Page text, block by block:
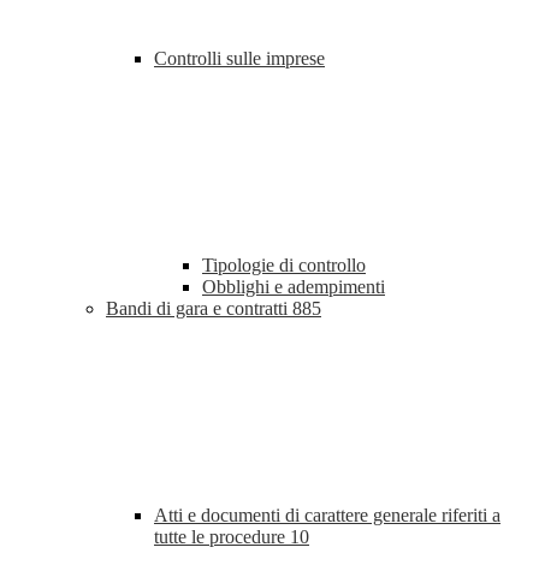
Controlli sulle imprese
Tipologie di controllo
Obblighi e adempimenti
Bandi di gara e contratti 885
Atti e documenti di carattere generale riferiti a
tutte le procedure 10